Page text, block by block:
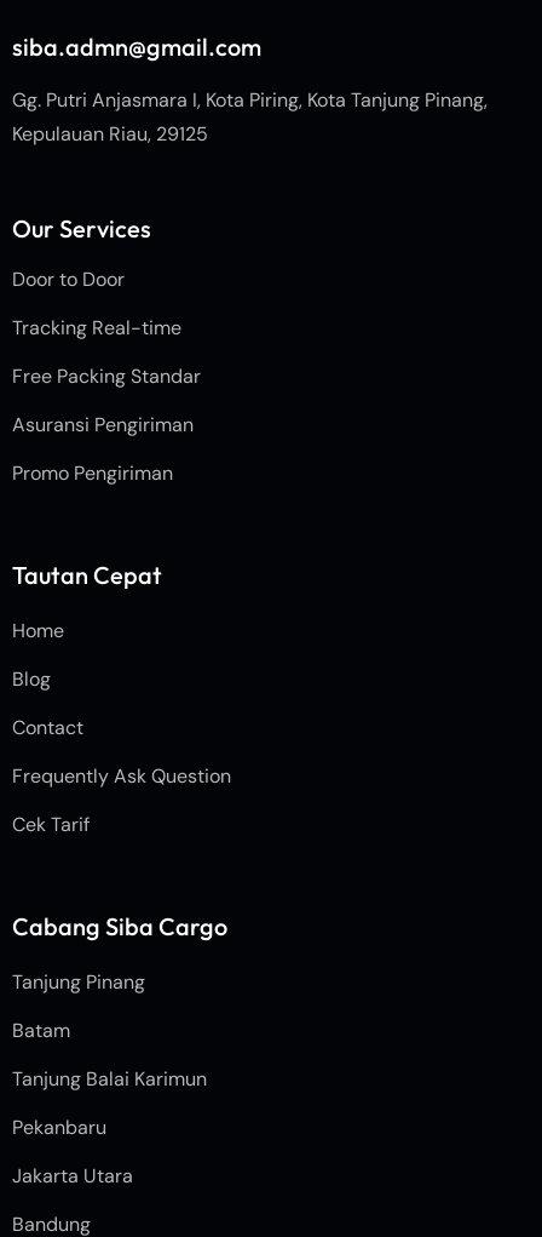
siba.admn@gmail.com
Gg. Putri Anjasmara I, Kota Piring, Kota Tanjung Pinang,
Kepulauan Riau, 29125
Our Services
Door to Door
Tracking Real-time
Free Packing Standar
Asuransi Pengiriman
Promo Pengiriman
Tautan Cepat
Home
Blog
Contact
Frequently Ask Question
Cek Tarif
Cabang Siba Cargo
Tanjung Pinang
Batam
Tanjung Balai Karimun
Pekanbaru
Jakarta Utara
Bandung